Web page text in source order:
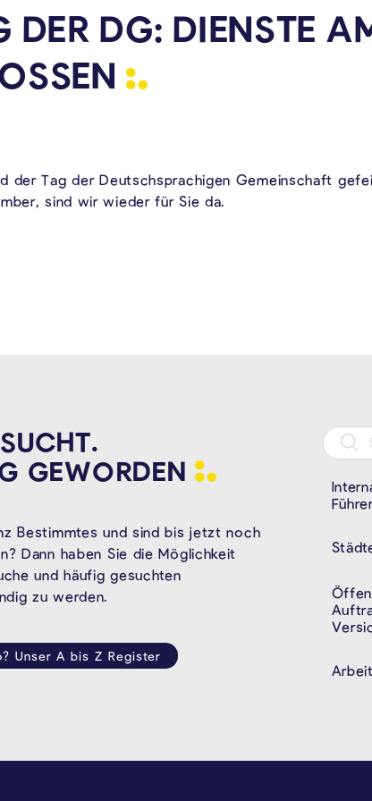
DER DG: DIENSTE
der Tag der Deutschsprachigen Gemeinschaft
sind wir wieder für Sie da.
GEWORDEN
Bestimmtes und sind bis jetzt noch
Dann haben Sie die Möglichkeit
und häufig gesuchten
zu werden.
Unser A bis Z Register